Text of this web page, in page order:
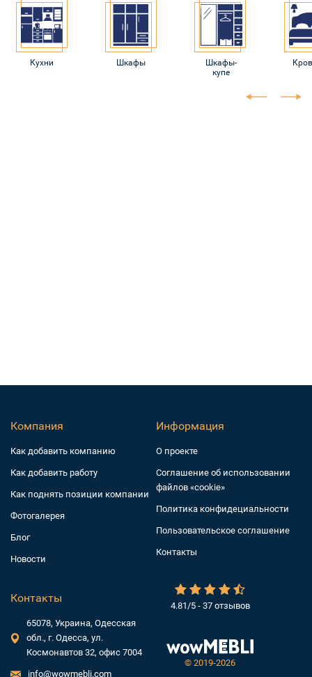
Кухни Шкафы
Шкафы-
купе
© 2019-2026
4.81/5 - 37 отзывов
Компания
Как добавить компанию
Как добавить работу
Как поднять позиции компании
Фотогалерея
Блог
Новости
Информация
О проекте
Соглашение об использовании
файлов «cookie»
Политика конфидециальности
Пользовательское соглашение
Контакты
Контакты
65078, Украина, Одесская
обл., г. Одесса, ул.
Космонавтов 32, офис 7004
info@wowmebli.com